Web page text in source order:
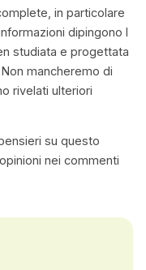
in particolare
dipingono l
studiata e progettata
mancheremo di
rivelati ulteriori
su questo
nei commenti